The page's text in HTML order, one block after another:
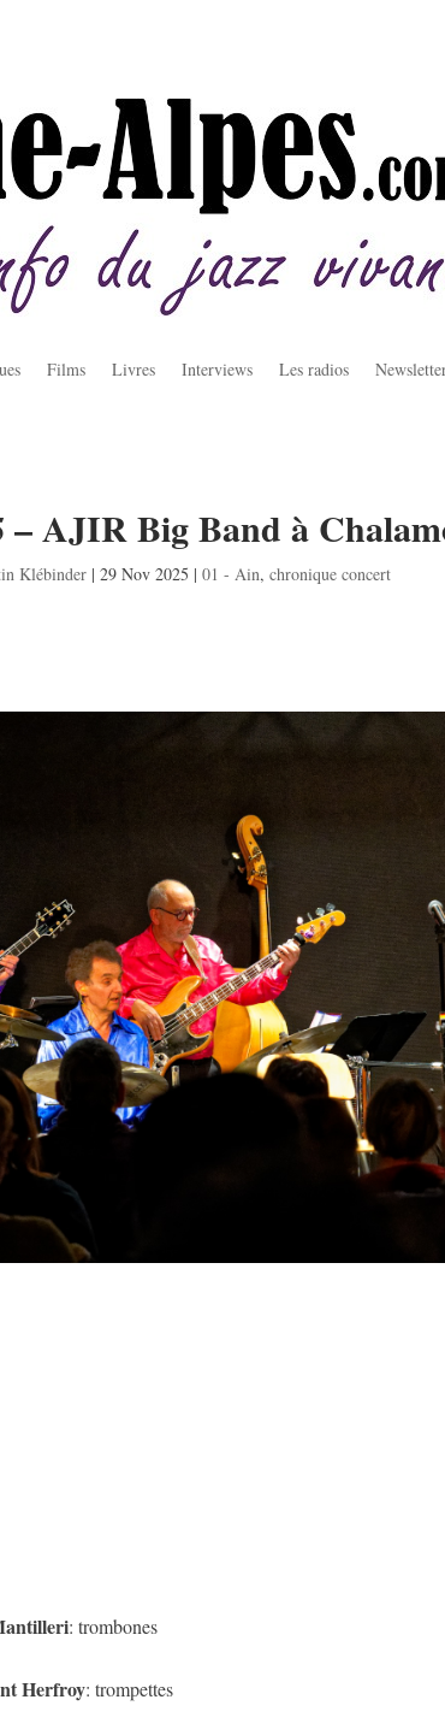
Films Livres Interviews Les radios
– AJIR Big Band à
Klébinder| 29 Nov 2025 | 01 - Ain, chronique concert
: trombones
Herfroy: trompettes